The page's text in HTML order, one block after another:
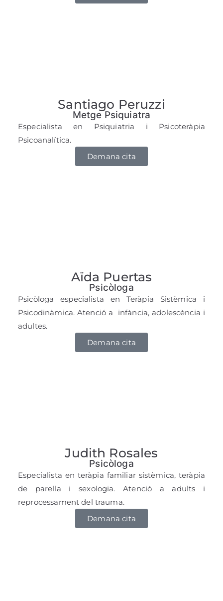
Santiago Peruzzi
Metge Psiquiatra
Especialista en Psiquiatria i Psicoteràpia
Psicoanalítica.
Demana cita
Aïda Puertas
Psicòloga
Psicòloga especialista en Teràpia Sistèmica i
Psicodinàmica. Atenció a infància, adolescència i
adultes.
Demana cita
Judith Rosales
Psicòloga
Especialista en teràpia familiar sistèmica, teràpia
de parella i sexologia. Atenció a adults i
reprocessament del trauma.
Demana cita